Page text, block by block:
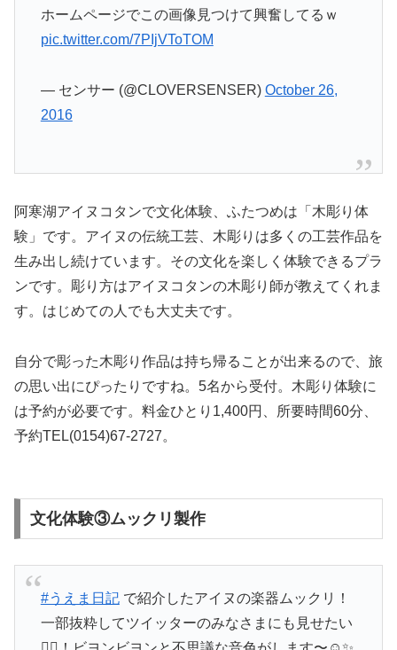
ホームページでこの画像見つけて興奮してるｗ
pic.twitter.com/7PIjVToTOM
— センサー (@CLOVERSENSER) October 26,
2016
阿寒湖アイヌコタンで文化体験、ふたつめは「木彫り体
験」です。アイヌの伝統工芸、木彫りは多くの工芸作品を
生み出し続けています。その文化を楽しく体験できるプラ
ンです。彫り方はアイヌコタンの木彫り師が教えてくれま
す。はじめての人でも大丈夫です。
自分で彫った木彫り作品は持ち帰ることが出来るので、旅
の思い出にぴったりですね。5名から受付。木彫り体験に
は予約が必要です。料金ひとり1,400円、所要時間60分、
予約TEL(0154)67-2727。
文化体験③ムックリ製作
#うえま日記で紹介したアイヌの楽器ムックリ！
一部抜粋してツイッターのみなさまにも見せたい